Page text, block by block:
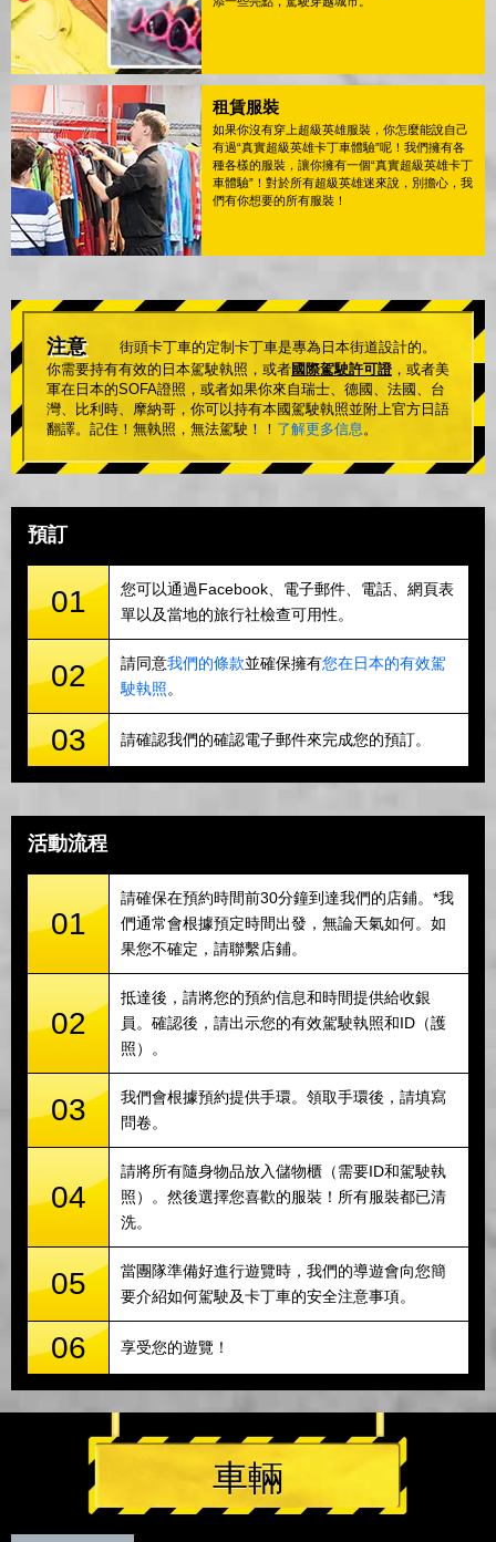
租賃服裝
如果你沒有穿上超級英雄服裝，你怎麼能說自己
有過“真實超級英雄卡丁車體驗”呢！我們擁有各
種各樣的服裝，讓你擁有一個“真實超級英雄卡丁
車體驗”！對於所有超級英雄迷來說，別擔心，我
們有你想要的所有服裝！
注意
街頭卡丁車的定制卡丁車是專為日本街道設計的。
你需要持有有效的日本駕駛執照，或者國際駕駛許可證 ，或者美
軍在日本的SOFA證照，或者如果你來自瑞士、德國、法國、台
灣、比利時、摩納哥，你可以持有本國駕駛執照並附上官方日語
翻譯。記住！無執照，無法駕駛！！ 了解更多信息。
預訂
01
您可以通過Facebook、電子郵件、電話、網頁表
單以及當地的旅行社檢查可用性。
02 請同意我們的條款並確保擁有您在日本的有效駕
駛執照。
03 請確認我們的確認電子郵件來完成您的預訂。
活動流程
01
請確保在預約時間前30分鐘到達我們的店鋪。*我
們通常會根據預定時間出發，無論天氣如何。如
果您不確定，請聯繫店鋪。
02
抵達後，請將您的預約信息和時間提供給收銀
員。確認後，請出示您的有效駕駛執照和ID（護
照）。
03
我們會根據預約提供手環。領取手環後，請填寫
問卷。
04
請將所有隨身物品放入儲物櫃（需要ID和駕駛執
照）。然後選擇您喜歡的服裝！所有服裝都已清
洗。
05
當團隊準備好進行遊覽時，我們的導遊會向您簡
要介紹如何駕駛及卡丁車的安全注意事項。
06 享受您的遊覽！
車輛